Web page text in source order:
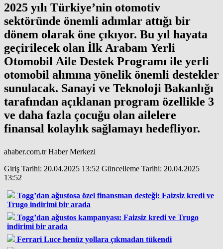
2025 yılı Türkiye’nin otomotiv
sektöründe önemli adımlar attığı bir
dönem olarak öne çıkıyor. Bu yıl hayata
geçirilecek olan İlk Arabam Yerli
Otomobil Aile Destek Programı ile yerli
otomobil alımına yönelik önemli destekler
sunulacak. Sanayi ve Teknoloji Bakanlığı
tarafından açıklanan program özellikle 3
ve daha fazla çocuğu olan ailelere
finansal kolaylık sağlamayı hedefliyor.
ahaber.com.tr Haber Merkezi
Giriş Tarihi: 20.04.2025 13:52 Güncelleme Tarihi: 20.04.2025
13:52
Togg’dan ağustosa özel finansman desteği: Faizsiz kredi ve
Trugo indirimi bir arada
Togg’dan ağustos kampanyası: Faizsiz kredi ve Trugo
indirimi bir arada
Ferrari Luce henüz yollara çıkmadan tükendi